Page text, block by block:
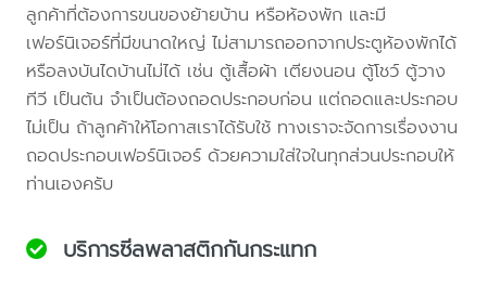
ลูกค้าที่ต้องการขนของย้ายบ้าน หรือห้องพัก และมี
เฟอร์นิเจอร์ที่มีขนาดใหญ่ ไม่สามารถออกจากประตูห้องพักได้
หรือลงบันไดบ้านไม่ได้ เช่น ตู้เสื้อผ้า เตียงนอน ตู้โชว์ ตู้วาง
ทีวี เป็นต้น จำเป็นต้องถอดประกอบก่อน แต่ถอดและประกอบ
ไม่เป็น ถ้าลูกค้าให้โอกาสเราได้รับใช้ ทางเราจะจัดการเรื่องงาน
ถอดประกอบเฟอร์นิเจอร์ ด้วยความใส่ใจในทุกส่วนประกอบให้
ท่านเองครับ
บริการซีลพลาสติกกันกระแทก